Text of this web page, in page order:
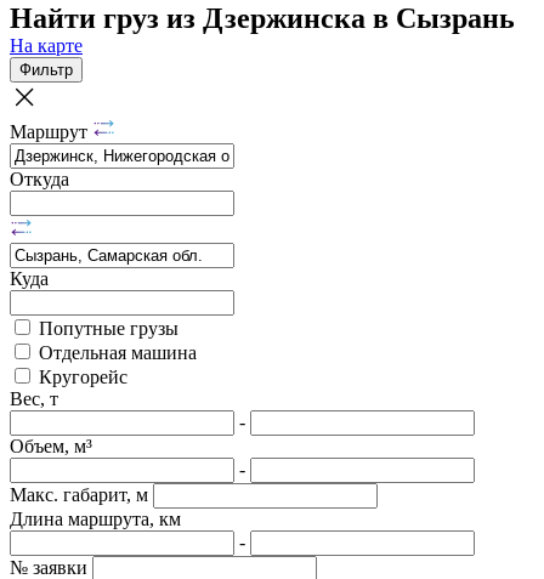
Найти груз из Дзержинска в Сызрань
На карте
Фильтр
Маршрут
Откуда
Куда
Попутные грузы
Отдельная машина
Кругорейс
Вес, т
-
Объем, м³
-
Макс. габарит, м
Длина маршрута, км
-
№ заявки